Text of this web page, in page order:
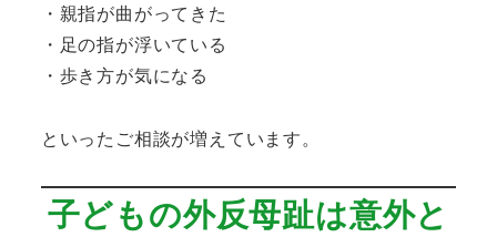
・親指が曲がってきた
・足の指が浮いている
・歩き方が気になる
といったご相談が増えています。
子どもの外反母趾は意外と